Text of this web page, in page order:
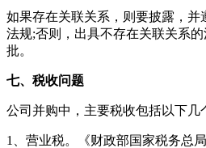
如果存在关联关系，则要披露，并
法规;否则，出具不存在关联关系
批。
七、税收问题
公司并购中，主要税收包括以下几
1、营业税。《财政部国家税务总